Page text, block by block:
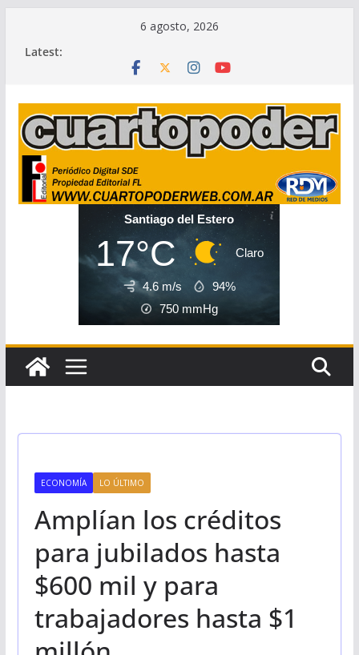
6 agosto, 2026
Latest:
Santiago del Estero
17°C Claro
4.6 m/s
94%
750 mmHg
ECONOMÍA LO ÚLTIMO
Amplían los créditos
para jubilados hasta
$600 mil y para
trabajadores hasta $1